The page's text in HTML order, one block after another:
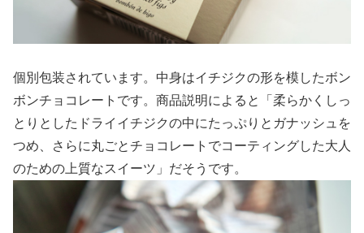
個別包装されています。中身はイチジクの形を模したボン
ボンチョコレートです。商品説明によると「柔らかくしっ
とりとしたドライイチジクの中にたっぷりとガナッシュを
つめ、さらに丸ごとチョコレートでコーティングした大人
のための上質なスイーツ」だそうです。